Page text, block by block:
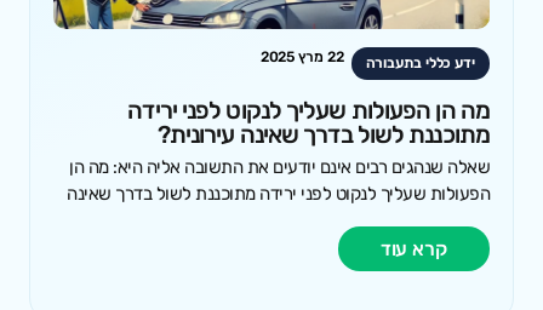
ידע כללי בתעבורה 22 מרץ 2025
מה הן הפעולות שעליך לנקוט לפני ירידה
מתוכננת לשול בדרך שאינה עירונית?
שאלה שנהגים רבים אינם יודעים את התשובה אליה היא: מה הן
הפעולות שעליך לנקוט לפני ירידה מתוכננת לשול בדרך שאינה
קרא עוד